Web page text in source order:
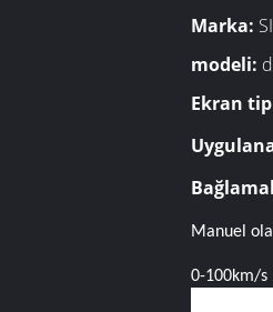
Marka:
modeli:
Ekran
Manuel
0-100km/s